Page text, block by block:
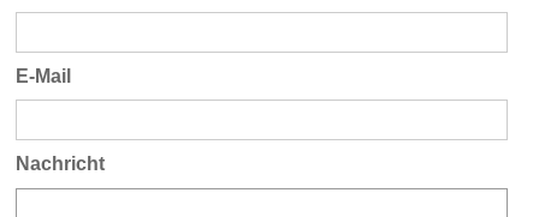
E-Mail
Nachricht